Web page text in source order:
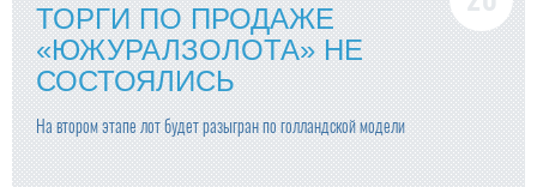
ТОРГИ ПО ПРОДАЖЕ
«ЮЖУРАЛЗОЛОТА» НЕ
СОСТОЯЛИСЬ
На втором этапе лот будет разыгран по голландской модели